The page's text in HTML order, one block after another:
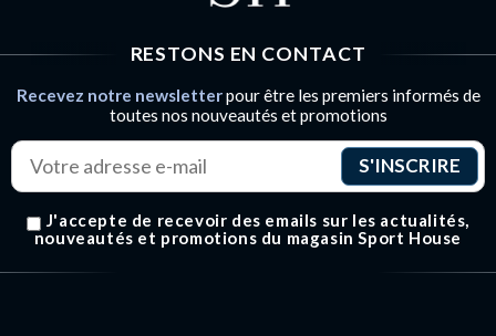
RESTONS EN CONTACT
Recevez notre newsletterpour être les premiers informés de
toutes nos nouveautés et promotions
J'accepte de recevoir des emails sur les actualités,
nouveautés et promotions du magasin Sport House